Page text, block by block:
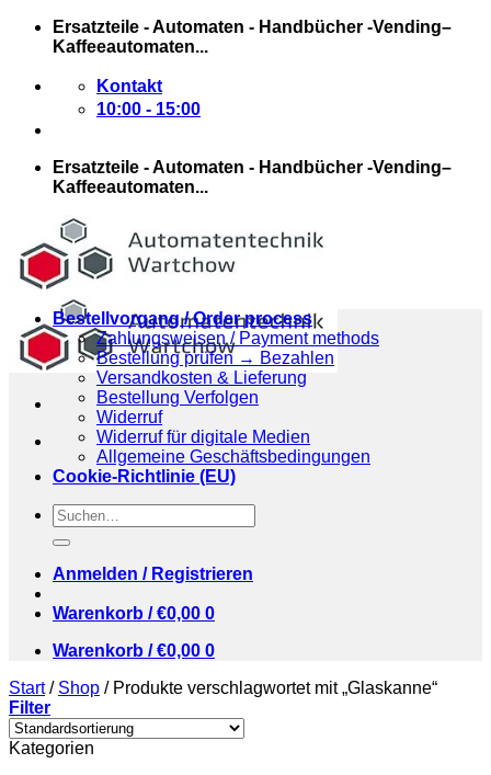
Zum
Ersatzteile - Automaten - Handbücher -Vending–
Kaffeeautomaten...
Kontakt
10:00 - 15:00
Ersatzteile - Automaten - Handbücher -Vending–
Kaffeeautomaten...
Bestellvorgang / Order process
Zahlungsweisen / Payment methods
Bestellung prüfen → Bezahlen
Versandkosten & Lieferung
Bestellung Verfolgen
Widerruf
Widerruf für digitale Medien
Allgemeine Geschäftsbedingungen
Cookie-Richtlinie (EU)
Suchen
nach:
Anmelden / Registrieren
Warenkorb /€0,00 0
Warenkorb /€0,00 0
Start / Shop /Produkte verschlagwortet mit „Glaskanne“
Filter
Kategorien